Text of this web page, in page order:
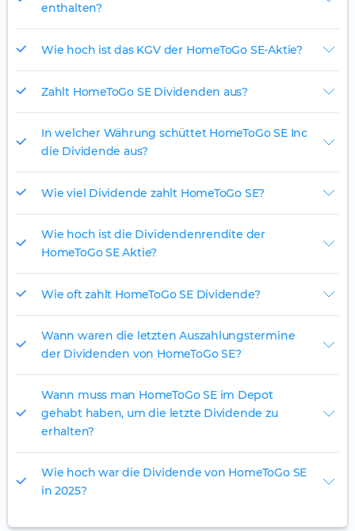
enthalten?
Wie hoch ist das KGV der HomeToGo SE-Aktie?
Zahlt HomeToGo SE Dividenden aus?
In welcher Währung schüttet HomeToGo SE Inc
die Dividende aus?
Wie viel Dividende zahlt HomeToGo SE?
Wie hoch ist die Dividendenrendite der
HomeToGo SE Aktie?
Wie oft zahlt HomeToGo SE Dividende?
Wann waren die letzten Auszahlungstermine
der Dividenden von HomeToGo SE?
Wann muss man HomeToGo SE im Depot
gehabt haben, um die letzte Dividende zu
erhalten?
Wie hoch war die Dividende von HomeToGo SE
in 2025?